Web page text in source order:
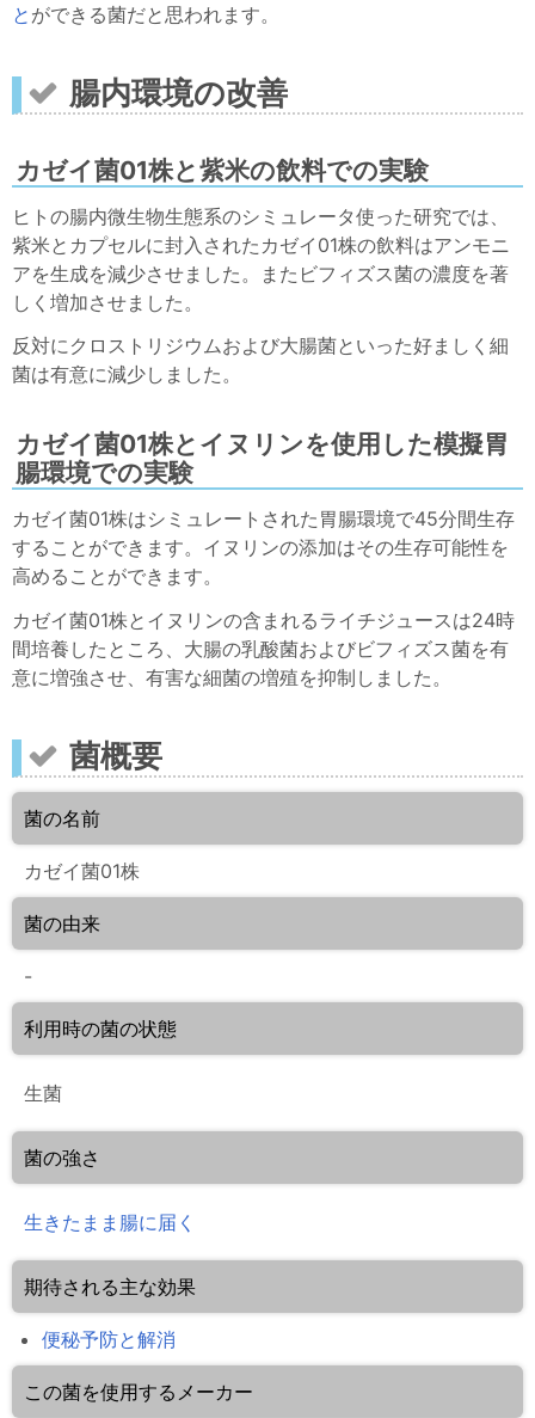
と ができる菌だと思われます。
腸内環境の改善
カゼイ菌01株と紫米の飲料での実験
ヒトの腸内微生物生態系のシミュレータ使った研究では、
紫米と カプセルに封入されたカゼイ01株の飲料はアンモニ
アを生成を減少させました。またビフィズス菌の濃度を著
しく増加させました。
反対にクロストリジウムおよび大腸菌といった好ましく細
菌は有意に減少しました。
カゼイ菌01株とイヌリンを使用した模擬胃
腸環境での実験
カゼイ菌01株はシミュレートされた胃腸環境で45分間生存
することができます。イヌリンの添加はその生存可能性を
高めることができます。
カゼイ菌01株とイヌリンの含まれるライチジュースは24時
間培養したところ、大腸の乳酸菌およびビフィズス菌を有
意に増強させ、有害な細菌の増殖を抑制しました。
菌概要
菌の名前
カゼイ菌01株
菌の由来
-
利用時の菌の状態
生菌
菌の強さ
生きたまま腸に届く
期待される主な効果
便秘予防と解消
この菌を使用するメーカー